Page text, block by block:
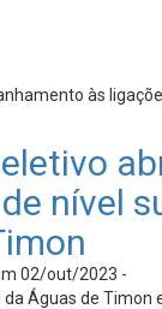
às
nível
02/out/2023 -
Águas de Timon